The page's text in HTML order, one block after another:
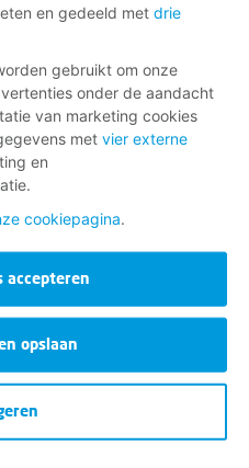
en gedeeld met drie
gebruikt om onze
onder de aandacht
van marketing cookies
met vier externe
en
cookiepagina.
accepteren
opslaan